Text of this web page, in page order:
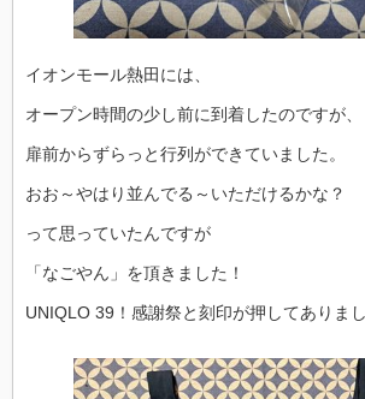
イオンモール熱田には、
オープン時間の少し前に到着したのですが、
扉前からずらっと行列ができていました。
おお～やはり並んでる～いただけるかな？
って思っていたんですが
「なごやん」を頂きました！
UNIQLO 39！感謝祭と刻印が押してありま